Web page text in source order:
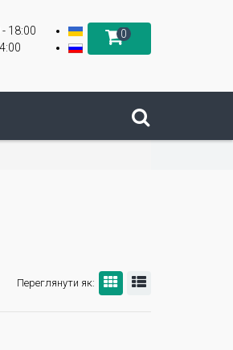
18:00
0
Переглянути як: